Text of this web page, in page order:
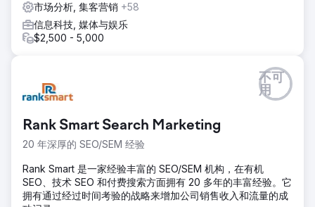
市场分析, 集客营销 +58
信息科技, 媒体与娱乐
$2,500 - 5,000
Rank Smart Search Marketing
20 年深厚的 SEO/SEM 经验
不可
用
Rank Smart 是一家经验丰富的 SEO/SEM 机构，在有机
SEO、技术 SEO 和付费搜索方面拥有 20 多年的丰富经验。它
拥有通过经过时间考验的战略来增加公司销售收入和流量的成